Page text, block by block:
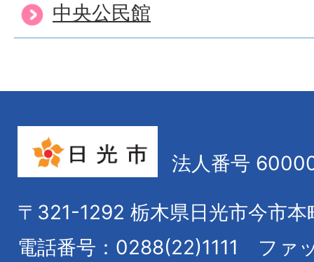
中央公民館
法人番号
〒321-1292 栃木県日光市今市本
電話番号：0288(22)1111
ファ